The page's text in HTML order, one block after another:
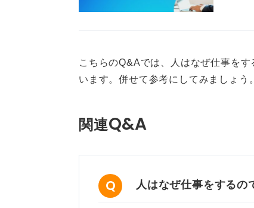
こちらのQ&Aでは、人はなぜ仕事を
います。併せて参考にしてみましょう。
関連Q&A
人はなぜ仕事をするの